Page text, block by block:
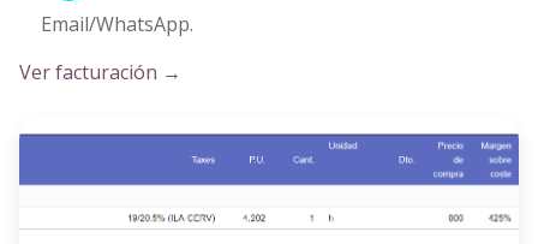
Email/WhatsApp.
Ver facturación →